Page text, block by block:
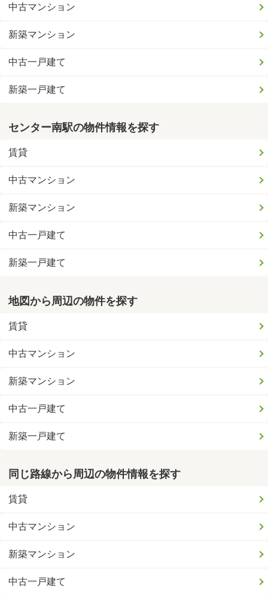
中古マンション
新築マンション
中古一戸建て
新築一戸建て
センター南駅の物件情報を探す
賃貸
中古マンション
新築マンション
中古一戸建て
新築一戸建て
地図から周辺の物件を探す
賃貸
中古マンション
新築マンション
中古一戸建て
新築一戸建て
同じ路線から周辺の物件情報を探す
賃貸
中古マンション
新築マンション
中古一戸建て